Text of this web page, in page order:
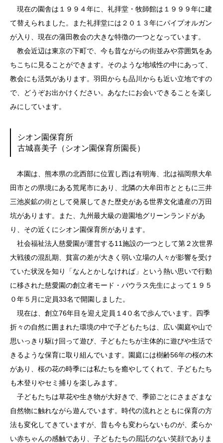
現在の園舎は１９９４年に、礼拝堂・牧師館は１９９９年に建
て替えられました。また礼拝堂には２０１３年にパイプオルガン
が入り、現在の蒲田教会の大きな特徴の一つとなっています。
教会近辺は東京の下町で、今も昔ながらの街並みや雰囲気をあ
ちこちに見ることができます。そのような地域性の中にあって、
教会にも活気があります。羽田からも品川からも近い立地ですの
で、どうぞお出かけください。あなたにお会いできることを楽し
みにしています。
シオン園保育所
古城喜美子（シオン園保育所園長）
本園は、熊本県の北西部に位置し西は有明海、北は福岡県大牟
田市との県境にある荒尾市にあり、北隣の大牟田市とともに三井
三池炭鉱の街として発展してきた歴史がある世界文化遺産の万田
坑があります。また、九州最大級の遊園地グリーンランドがあ
り、その近くにシオン園保育所があります。
社会福祉法人慈愛園が運営する11施設の一つとして第２次世界
大戦後の混乱期、貧富の差が大きく弱い立場の人々が影響を受け
ていた状況を知り「なんとかしなければ」という熱い思いで行動
に移された慈愛園の創立者モード・パウラス先生によって１９５
０年５月に定員33名で開園しました。
現在は、創立76年目を迎え定員１4０名で歩んでいます。四季
折々の自然に囲まれた環境の中で子どもたちは、広い園庭や山で
思いっきり駆け回って遊び、子どもたちが主体的に遊びや生活で
きるような保育に取り組んでいます。園庭には樹齢56年の桜の木
があり、桜の花の時季には私たちを癒やしてくれて、子どもたち
も木登りやセミ捕りを楽しみます。
子どもたちは草花や生き物が大好きで、季節ごとにさまざまな
自然物に触れながら遊んでいます。時代の流れとともに保育の方
法も変化してきていますが、昔も今も変わらないものが、柔らか
い赤ちゃんの感触であり、子どもたちの屈託のない笑顔でありま